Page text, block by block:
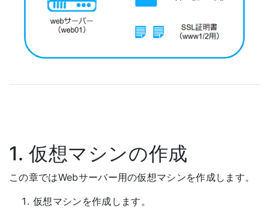
1. 仮想マシンの作成
この章ではWebサーバー用の仮想マシンを作成します。
仮想マシンを作成します。